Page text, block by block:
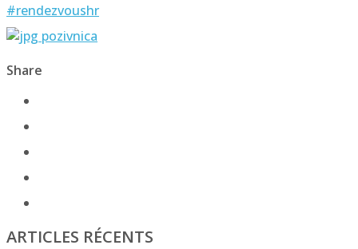
#rendezvoushr
Share
ARTICLES RÉCENTS